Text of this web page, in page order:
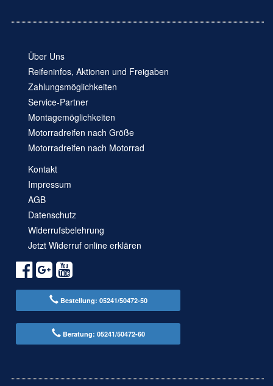
Über Uns
Reifeninfos, Aktionen und Freigaben
Zahlungsmöglichkeiten
Service-Partner
Montagemöglichkeiten
Motorradreifen nach Größe
Motorradreifen nach Motorrad
Kontakt
Impressum
AGB
Datenschutz
Widerrufsbelehrung
Jetzt Widerruf online erklären
Bestellung: 05241/50472-50
Beratung: 05241/50472-60